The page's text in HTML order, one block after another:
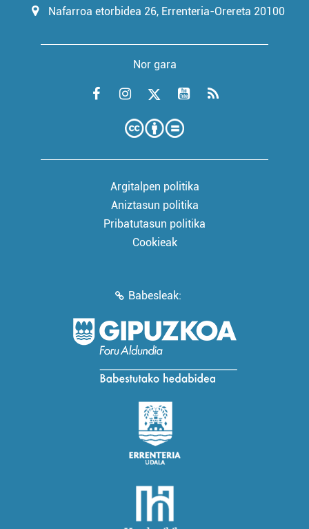
Nafarroa etorbidea 26, Errenteria-Orereta 20100
Nor gara
Argitalpen politika
Aniztasun politika
Pribatutasun politika
Cookieak
Babesleak: